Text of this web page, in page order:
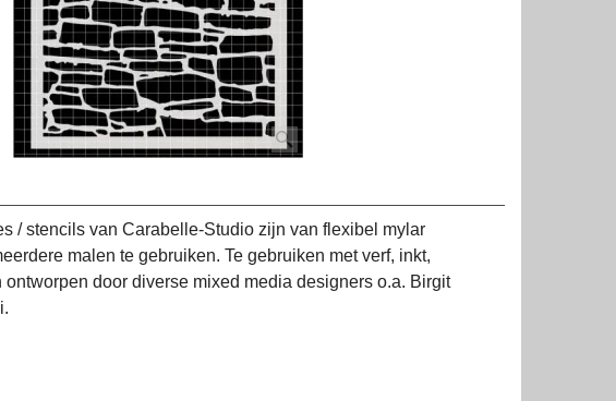
/ stencils van Carabelle-Studio zijn van flexibel mylar
malen te gebruiken. Te gebruiken met verf, inkt,
door diverse mixed media designers o.a. Birgit